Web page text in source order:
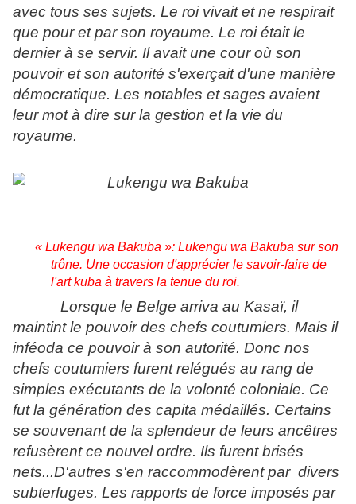
avec tous ses sujets. Le roi vivait et ne respirait
que pour et par son royaume. Le roi était le
dernier à se servir. Il avait une cour où son
pouvoir et son autorité s'exerçait d'une manière
démocratique. Les notables et sages avaient
leur mot à dire sur la gestion et la vie du
royaume.
« Lukengu wa Bakuba »: Lukengu wa Bakuba sur son
trône. Une occasion d'apprécier le savoir-faire de
l'art kuba à travers la tenue du roi.
Lorsque le Belge arriva au Kasaï, il
maintint le pouvoir des chefs coutumiers. Mais il
inféoda ce pouvoir à son autorité. Donc nos
chefs coutumiers furent relégués au rang de
simples exécutants de la volonté coloniale. Ce
fut la génération des capita médaillés. Certains
se souvenant de la splendeur de leurs ancêtres
refusèrent ce nouvel ordre. Ils furent brisés
nets...D'autres s'en raccommodèrent par divers
subterfuges. Les rapports de force imposés par